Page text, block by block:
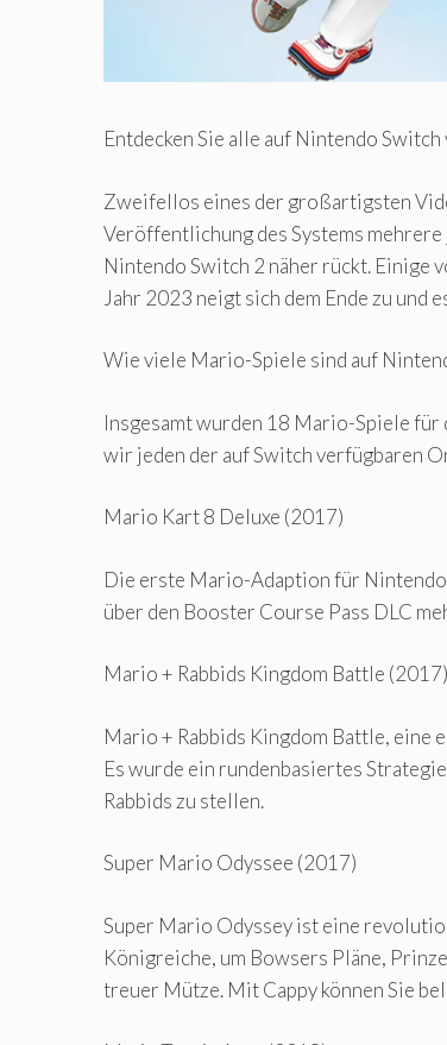
Entdecken Sie alle auf Nintendo
Zweifellos eines der großartigsten
Veröffentlichung des Systems
Nintendo Switch 2 näher rückt. Einige
Jahr 2023 neigt sich dem Ende zu
Wie viele Mario-Spiele sind auf
Insgesamt wurden 18 Mario-Spiele
wir jeden der auf Switch verfügbaren
Mario Kart 8 Deluxe (2017)
Die erste Mario-Adaption für
über den Booster Course Pass DLC
Mario + Rabbids Kingdom Battle (2017)
Mario + Rabbids Kingdom Battle, eine
Es wurde ein rundenbasiertes
Rabbids zu stellen.
Super Mario Odyssee (2017)
Super Mario Odyssey ist eine
Königreiche, um Bowsers Pläne,
treuer Mütze. Mit Cappy können Sie